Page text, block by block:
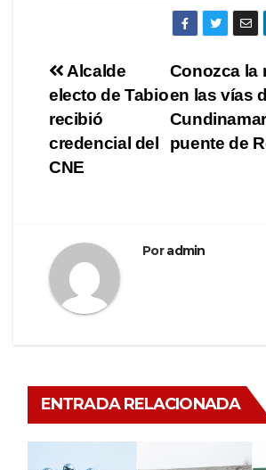
Conozca la
en las vías
puente de
Alcalde
electo de Tabio
recibió
credencial del
CNE
Poradmin
ENTRADA RELACIONADA